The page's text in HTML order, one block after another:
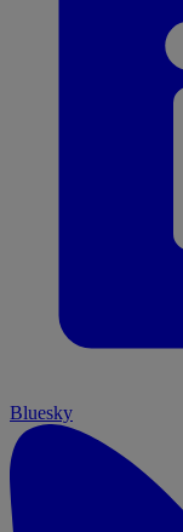
Bluesky